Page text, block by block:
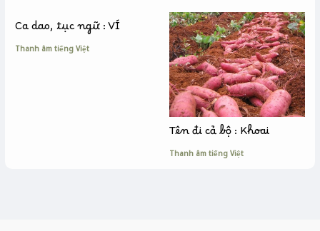
Ca dao, tục ngữ : VÍ
Thanh âm tiếng Việt
Tên đi cả bộ : Khoai
Thanh âm tiếng Việt